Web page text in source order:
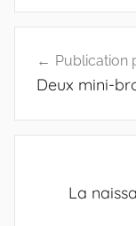
de
Publication
Deux mini-
La